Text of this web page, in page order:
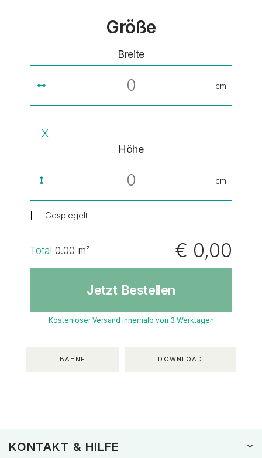
Größe
Breite
cm
X
Höhe
cm
Gespiegelt
Total 0.00 m² € 0,00
Jetzt Bestellen
Kostenloser Versand innerhalb von 3 Werktagen
BAHNE DOWNLOAD
KONTAKT & HILFE